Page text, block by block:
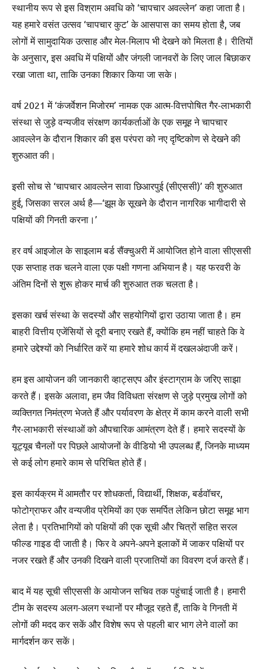
स्थानीय रूप से इस विश्राम अवधि को ‘चापचार अवल्लेन’ कहा जाता है।
यह हमारे वसंत उत्सव ‘चापचार कुट’ के आसपास का समय होता है, जब
लोगों में सामुदायिक उत्साह और मेल-मिलाप भी देखने को मिलता है। रीतियों
के अनुसार, इस अवधि में पक्षियों और जंगली जानवरों के लिए जाल बिछाकर
रखा जाता था, ताकि उनका शिकार किया जा सके।
वर्ष 2021 में ‘कंजर्वेशन मिजोरम’ नामक एक आत्म-वित्तपोषित गैर-लाभकारी
संस्था से जुड़े वन्यजीव संरक्षण कार्यकर्ताओं के एक समूह ने चापचार
आवल्लेन के दौरान शिकार की इस परंपरा को नए दृष्टिकोण से देखने की
शुरुआत की।
इसी सोच से ‘चापचार आवल्लेन सावा छिआरपुई (सीएससी)’ की शुरुआत
हुई, जिसका सरल अर्थ है—‘झूम के सूखने के दौरान नागरिक भागीदारी से
पक्षियों की गिनती करना।’
हर वर्ष आइजोल के साइलाम बर्ड सैंक्चुअरी में आयोजित होने वाला सीएससी
एक सप्ताह तक चलने वाला एक पक्षी गणना अभियान है। यह फरवरी के
अंतिम दिनों से शुरू होकर मार्च की शुरुआत तक चलता है।
इसका खर्च संस्था के सदस्यों और सहयोगियों द्वारा उठाया जाता है। हम
बाहरी वित्तीय एजेंसियों से दूरी बनाए रखते हैं, क्योंकि हम नहीं चाहते कि वे
हमारे उद्देश्यों को निर्धारित करें या हमारे शोध कार्य में दखलअंदाजी करें।
हम इस आयोजन की जानकारी व्हाट्सएप और इंस्टाग्राम के जरिए साझा
करते हैं। इसके अलावा, हम जैव विविधता संरक्षण से जुड़े प्रमुख लोगों को
व्यक्तिगत निमंत्रण भेजते हैं और पर्यावरण के क्षेत्र में काम करने वाली सभी
गैर-लाभकारी संस्थाओं को औपचारिक आमंत्रण देते हैं। हमारे सदस्यों के
यूट्यूब चैनलों पर पिछले आयोजनों के वीडियो भी उपलब्ध हैं, जिनके माध्यम
से कई लोग हमारे काम से परिचित होते हैं।
इस कार्यक्रम में आमतौर पर शोधकर्ता, विद्यार्थी, शिक्षक, बर्डवॉचर,
फोटोग्राफर और वन्यजीव प्रेमियों का एक समर्पित लेकिन छोटा समूह भाग
लेता है। प्रतिभागियों को पक्षियों की एक सूची और चित्रों सहित सरल
फील्ड गाइड दी जाती है। फिर वे अपने-अपने इलाकों में जाकर पक्षियों पर
नजर रखते हैं और उनकी दिखने वाली प्रजातियों का विवरण दर्ज करते हैं।
बाद में यह सूची सीएससी के आयोजन सचिव तक पहुंचाई जाती है। हमारी
टीम के सदस्य अलग-अलग स्थानों पर मौजूद रहते हैं, ताकि वे गिनती में
लोगों की मदद कर सकें और विशेष रूप से पहली बार भाग लेने वालों का
मार्गदर्शन कर सकें।